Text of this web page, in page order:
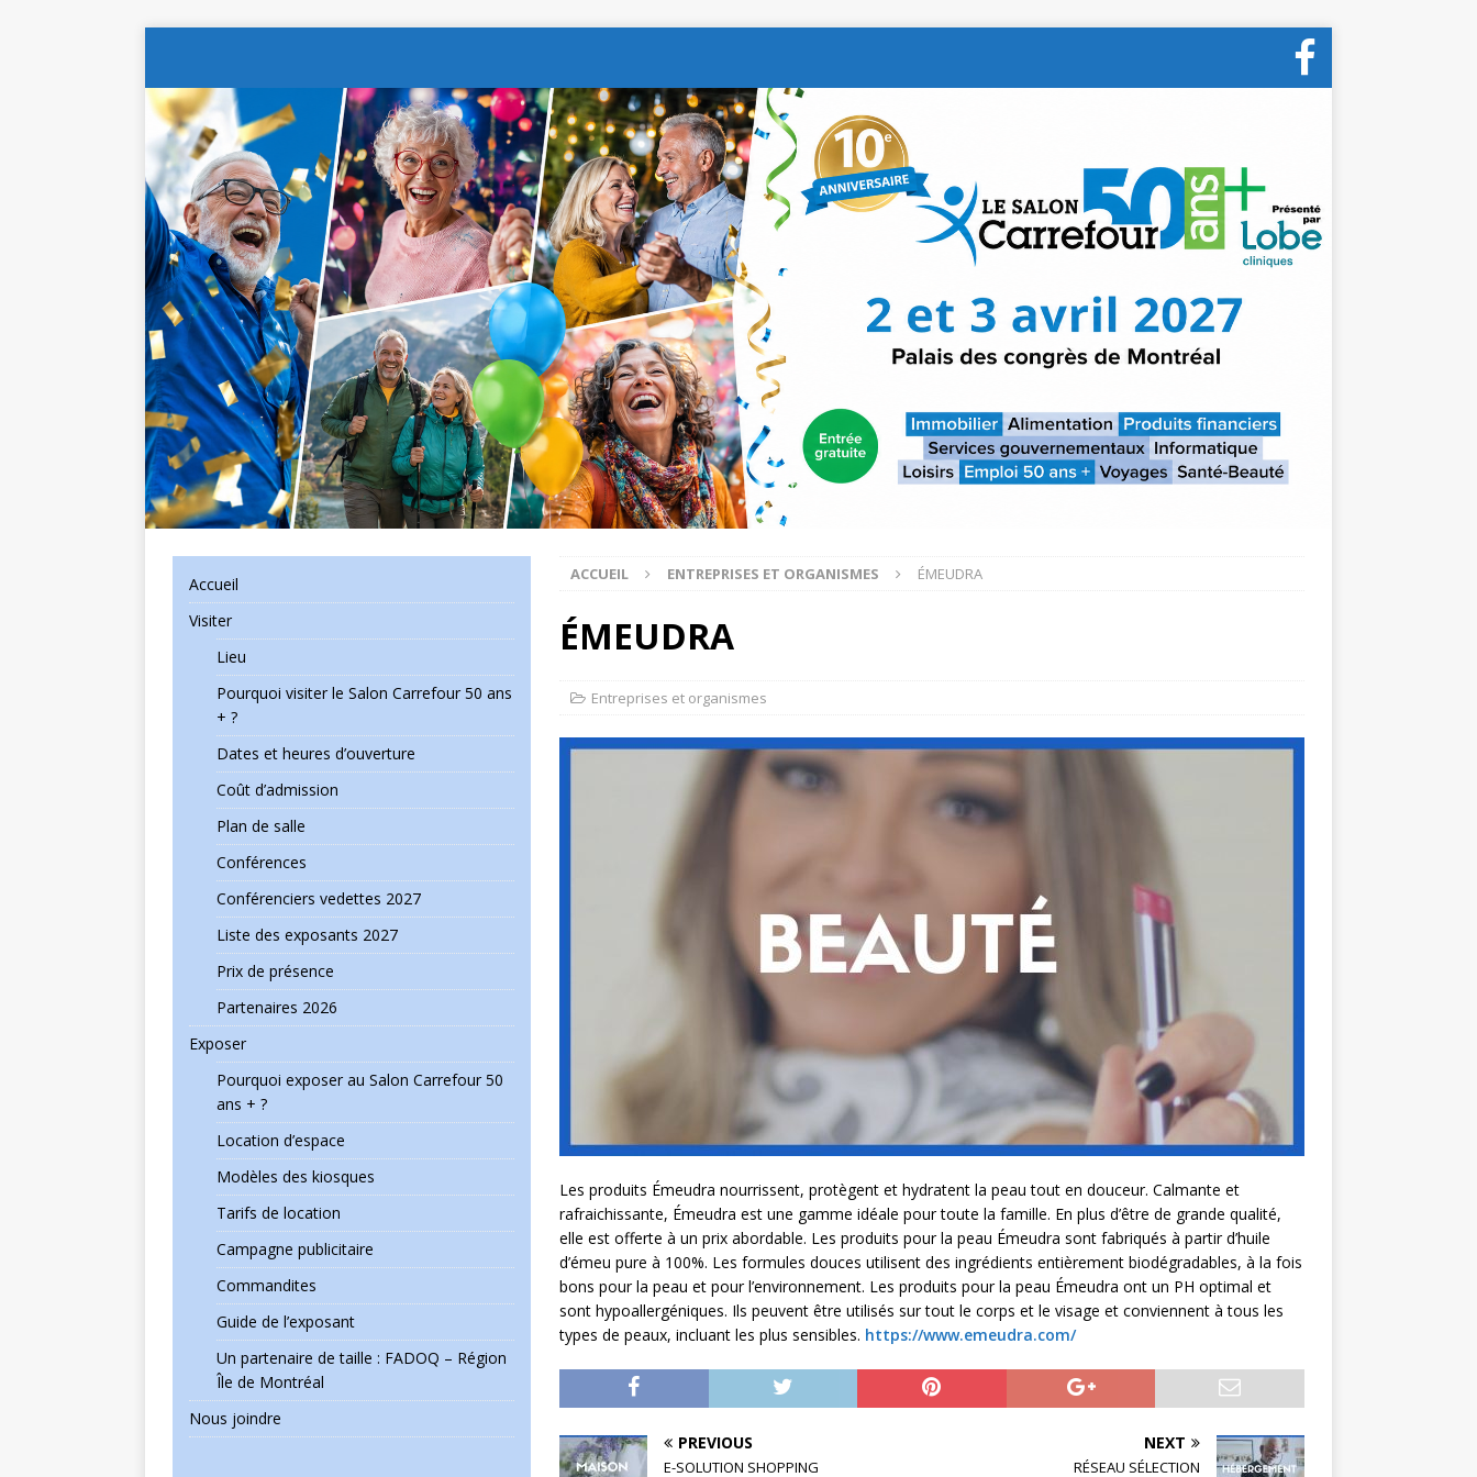
ACCUEIL ENTREPRISES ET ORGANISMES ÉMEUDRA
ÉMEUDRA
Entreprises et organismes
Les produits Émeudra nourrissent, protègent et hydratent la peau tout en douceur. Calmante et
rafraichissante, Émeudra est une gamme idéale pour toute la famille. En plus d’être de grande qualité,
elle est offerte à un prix abordable. Les produits pour la peau Émeudra sont fabriqués à partir d’huile
d’émeu pure à 100%. Les formules douces utilisent des ingrédients entièrement biodégradables, à la fois
bons pour la peau et pour l’environnement. Les produits pour la peau Émeudra ont un PH optimal et
sont hypoallergéniques. Ils peuvent être utilisés sur tout le corps et le visage et conviennent à tous les
types de peaux, incluant les plus sensibles. https://www.emeudra.com/
PREVIOUS
E-SOLUTION SHOPPING
NEXT
RÉSEAU SÉLECTION
Accueil
Visiter
Lieu
Pourquoi visiter le Salon Carrefour 50 ans
+ ?
Dates et heures d’ouverture
Coût d’admission
Plan de salle
Conférences
Conférenciers vedettes 2027
Liste des exposants 2027
Prix de présence
Partenaires 2026
Exposer
Pourquoi exposer au Salon Carrefour 50
ans + ?
Location d’espace
Modèles des kiosques
Tarifs de location
Campagne publicitaire
Commandites
Guide de l’exposant
Un partenaire de taille : FADOQ – Région
Île de Montréal
Nous joindre